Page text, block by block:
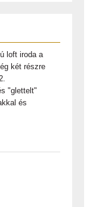
loft iroda a
két részre
"glettelt"
és